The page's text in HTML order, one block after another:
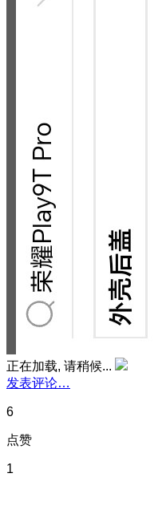
正在加载, 请稍候...
发表评论…
6
点赞
1